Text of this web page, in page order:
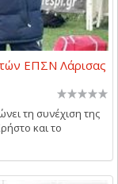
ΕΠΣΝ Λάρισας
τη συνέχιση της
και το